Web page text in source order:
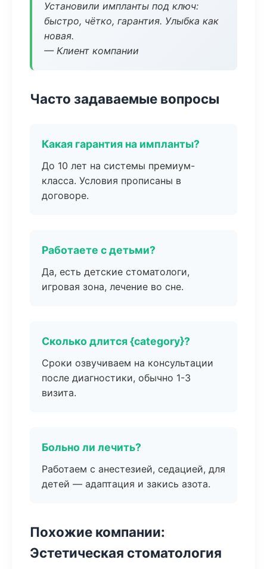
Установили импланты под ключ:
быстро, чётко, гарантия. Улыбка как
новая.
— Клиент компании
Часто задаваемые вопросы
Какая гарантия на импланты?
До 10 лет на системы премиум-
класса. Условия прописаны в
договоре.
Работаете с детьми?
Да, есть детские стоматологи,
игровая зона, лечение во сне.
Сколько длится {category}?
Сроки озвучиваем на консультации
после диагностики, обычно 1-3
визита.
Больно ли лечить?
Работаем с анестезией, седацией, для
детей — адаптация и закись азота.
Похожие компании:
Эстетическая стоматология